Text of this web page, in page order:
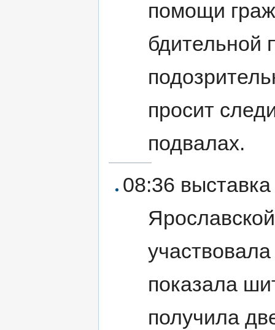
помощи
бдительной
просит
подвалах.
08:36
показала
получила